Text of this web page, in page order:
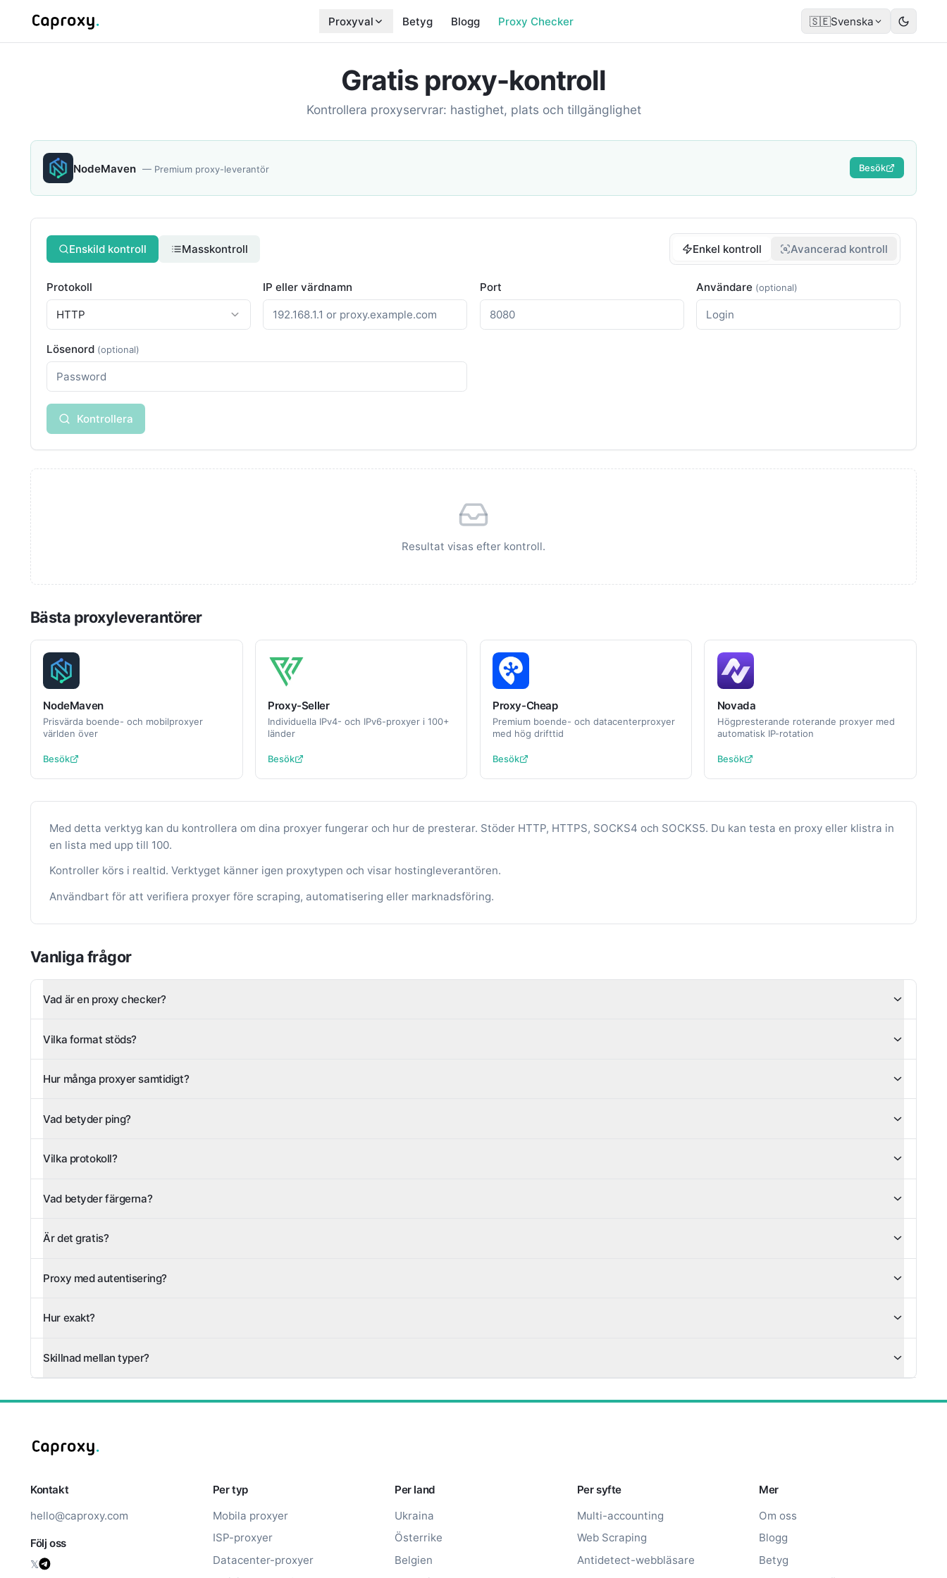
Proxyval Betyg Blogg Proxy Checker 🇸🇪Svenska
Gratis proxy-kontroll
Kontrollera proxyservrar: hastighet, plats och tillgänglighet
NodeMaven — Premium proxy-leverantör Besök
Enskild kontroll Masskontroll Enkel kontroll Avancerad kontroll
Protokoll
HTTP
IP eller värdnamn Port Användare (optional)
Lösenord (optional)
Kontrollera
Resultat visas efter kontroll.
Bästa proxyleverantörer
NodeMaven
Prisvärda boende- och mobilproxyer
världen över
Besök
Proxy-Seller
Individuella IPv4- och IPv6-proxyer i 100+
länder
Besök
Proxy-Cheap
Premium boende- och datacenterproxyer
med hög drifttid
Besök
Novada
Högpresterande roterande proxyer med
automatisk IP-rotation
Besök
Med detta verktyg kan du kontrollera om dina proxyer fungerar och hur de presterar. Stöder HTTP, HTTPS, SOCKS4 och SOCKS5. Du kan testa en proxy eller klistra in
en lista med upp till 100.
Kontroller körs i realtid. Verktyget känner igen proxytypen och visar hostingleverantören.
Användbart för att verifiera proxyer före scraping, automatisering eller marknadsföring.
Vanliga frågor
Vad är en proxy checker?
Vilka format stöds?
Hur många proxyer samtidigt?
Vad betyder ping?
Vilka protokoll?
Vad betyder färgerna?
Är det gratis?
Proxy med autentisering?
Hur exakt?
Skillnad mellan typer?
Kontakt
hello@caproxy.com
Följ oss
𝕏
Per typ
Mobila proxyer
ISP-proxyer
Datacenter-proxyer
Per land
Ukraina
Österrike
Belgien
Per syfte
Multi-accounting
Web Scraping
Antidetect-webbläsare
Mer
Om oss
Blogg
Betyg